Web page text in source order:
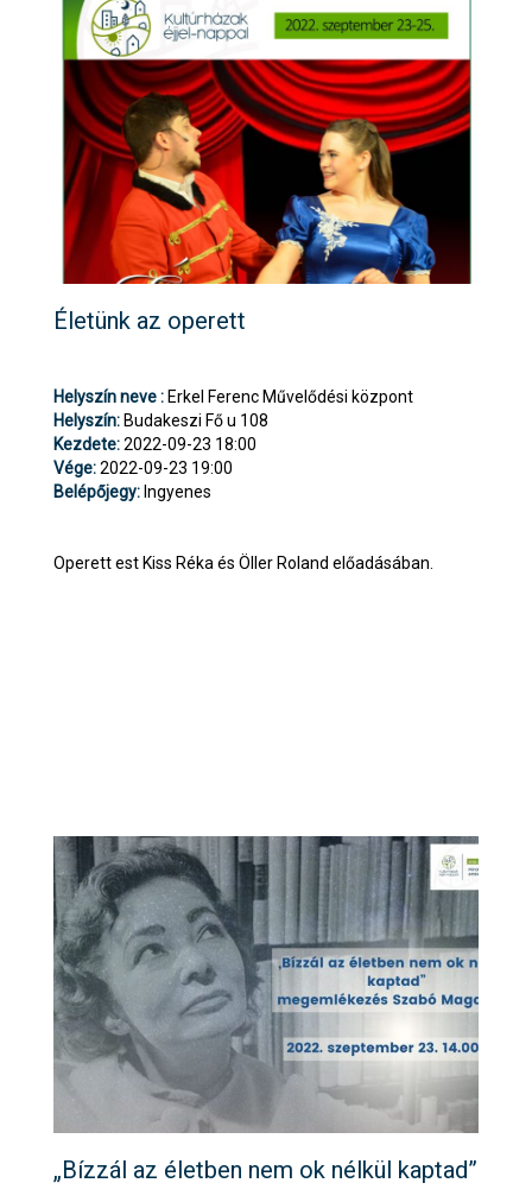
Életünk az operett
Helyszín neve : Erkel Ferenc Művelődési központ
Helyszín: Budakeszi Fő u 108
Kezdete:2022-09-23 18:00
Vége:2022-09-23 19:00
Belépőjegy: Ingyenes
Operett est Kiss Réka és Öller Roland előadásában.
„Bízzál az életben nem ok nélkül kaptad”